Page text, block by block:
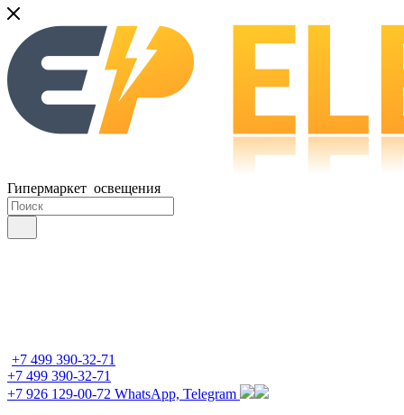
Гипермаркет освещения
+7 499 390-32-71
+7 499 390-32-71
+7 926 129-00-72 WhatsApp, Telegram